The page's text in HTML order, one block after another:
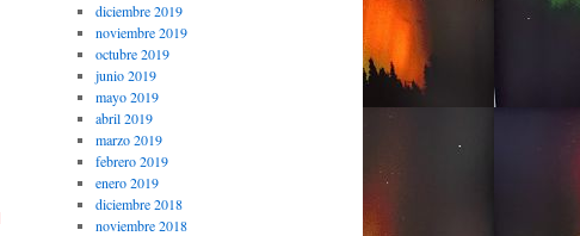
diciembre 2019
noviembre 2019
octubre 2019
junio 2019
mayo 2019
abril 2019
marzo 2019
febrero 2019
enero 2019
diciembre 2018
noviembre 2018